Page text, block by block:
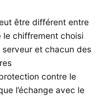
être différent entre
chiffrement choisi
et chacun des
contre le
l’échange avec le